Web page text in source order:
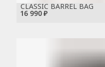
16 990 ₽
CLASSIC BARREL BAG